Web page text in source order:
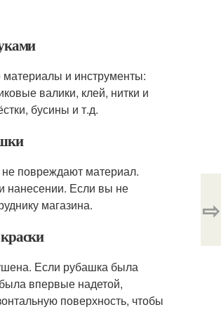
и инструменты:
валики, клей, нитки и
бусины и т.д.
не повреждают материал.
нанесении. Если вы не
магазина.
Если рубашка была
впервые надетой,
поверхность, чтобы
⇨